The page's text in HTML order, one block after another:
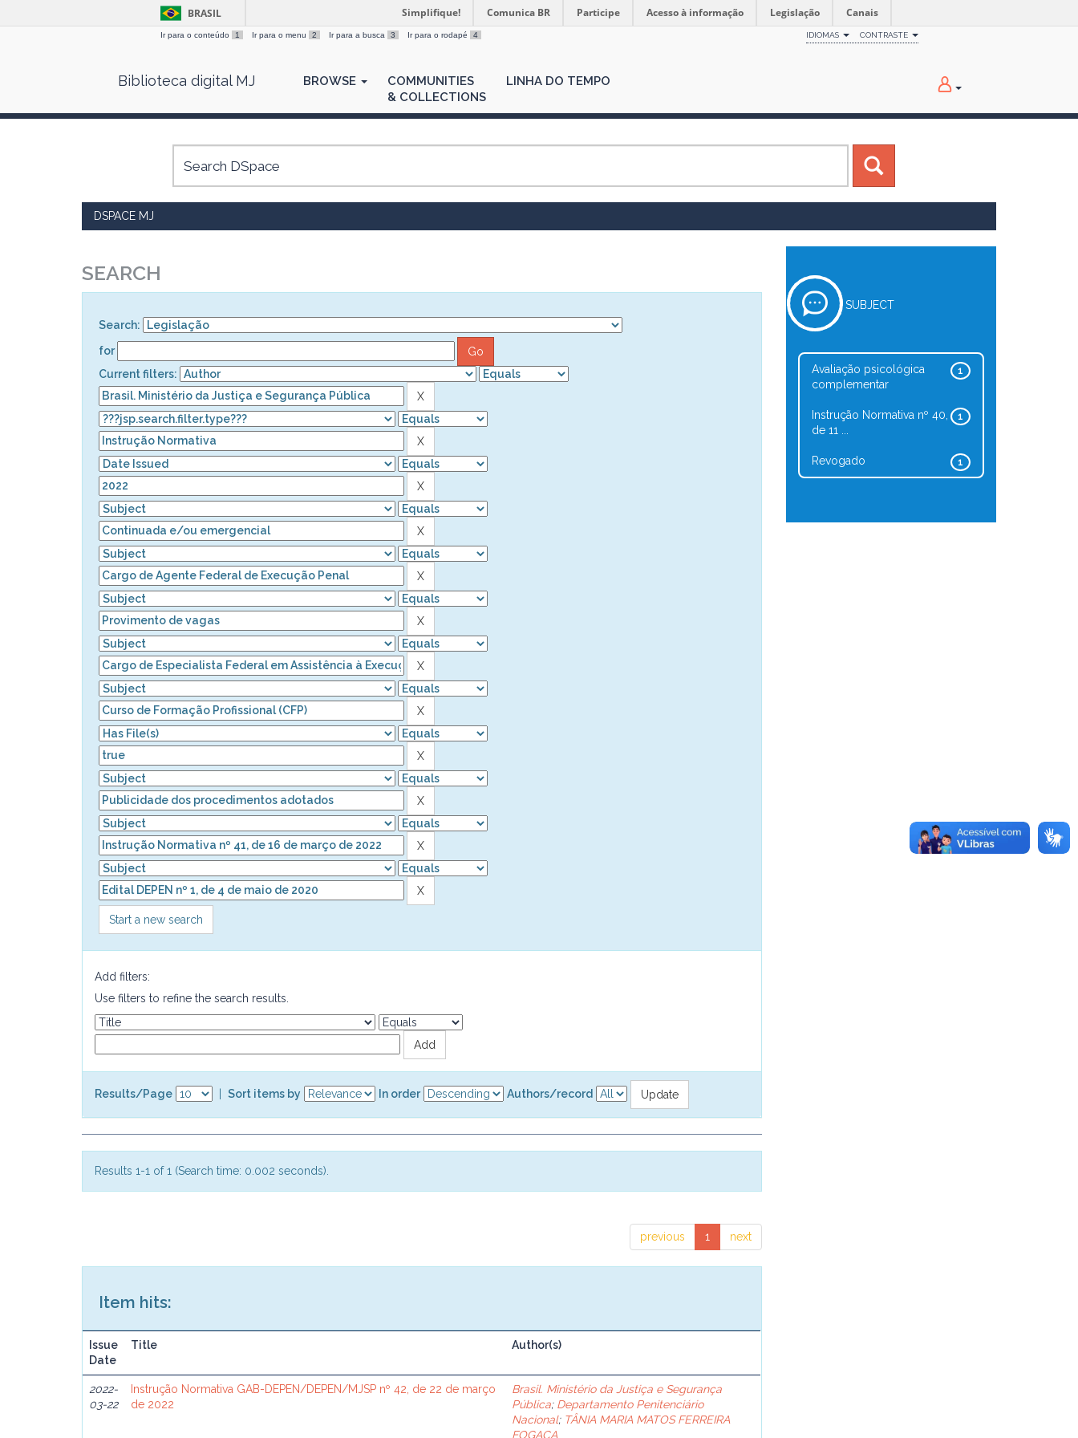
BRASIL Simplifique! Comunica BR Participe Acesso à informação Legislação Canais
Ir para o conteúdo 1 Ir para o menu 2 Ir para a busca 3 Ir para o rodapé 4 IDIOMAS CONTRASTE
Biblioteca digital MJ BROWSE
COMMUNITIES
& COLLECTIONS
LINHA DO TEMPO
DSPACE MJ
SEARCH
Search:
for
Current filters:
Start a new search
Add filters:
Use filters to refine the search results.
Results/Page Sort items by In order Authors/record
Results 1-1 of 1 (Search time: 0.002 seconds).
previous 1 next
Item hits:
Issue
Date
Title Author(s)
2022-
03-22
Instrução Normativa GAB-DEPEN/DEPEN/MJSP nº 42, de 22 de março
de 2022
Brasil. Ministério da Justiça e Segurança
Pública; Departamento Penitenciário
Nacional; TÂNIA MARIA MATOS FERREIRA
FOGAÇA
SUBJECT
1
Avaliação psicológica
complementar
1
Instrução Normativa nº 40,
de 11 ...
1
Revogado